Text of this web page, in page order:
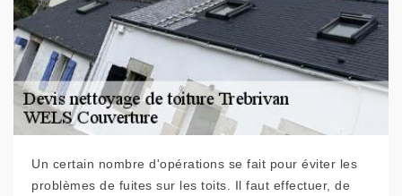
Un certain nombre d'opérations se fait pour éviter les
problèmes de fuites sur les toits. Il faut effectuer, de